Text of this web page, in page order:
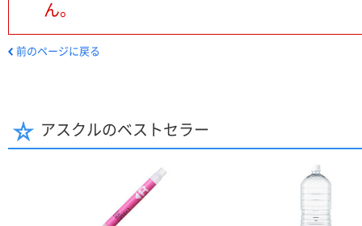
ん。
前のページに戻る
アスクルのベストセラー